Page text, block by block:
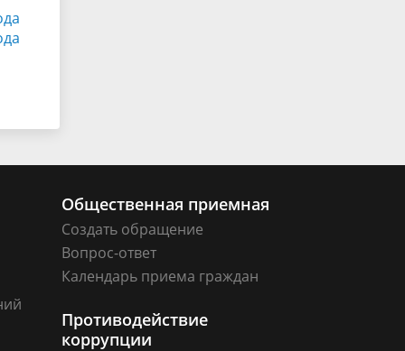
Общественная приемная
Создать обращение
Вопрос-ответ
Календарь приема граждан
Противодействие
коррупции